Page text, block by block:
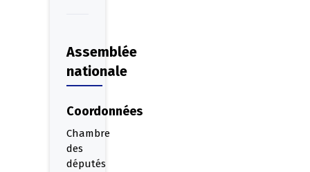
Assemblée
nationale
Coordonnées
Chambre
des
députés